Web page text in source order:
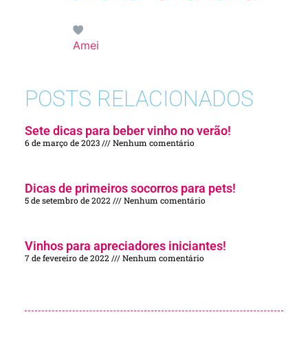
Amei
POSTS RELACIONADOS
Sete dicas para beber vinho no verão!
6 de março de 2023 Nenhum comentário
Dicas de primeiros socorros para pets!
5 de setembro de 2022 Nenhum comentário
Vinhos para apreciadores iniciantes!
7 de fevereiro de 2022 Nenhum comentário